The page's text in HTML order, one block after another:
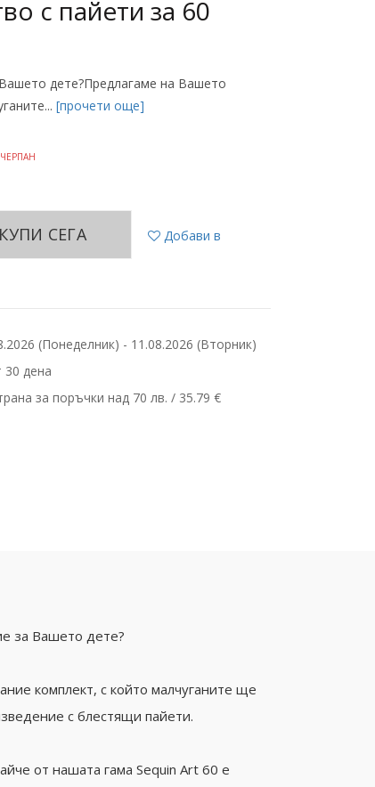
с пайети за 60
дете?Предлагаме на Вашето
[прочети още]
КУПИ СЕГА
Добави в
(Понеделник) - 11.08.2026 (Вторник)
дена
за поръчки над 70 лв. / 35.79 €
за Вашето дете?
комплект, с който малчуганите ще
с блестящи пайети.
от нашата гама Sequin Art 60 е